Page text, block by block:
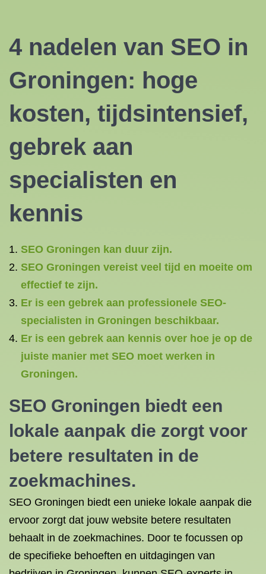
4 nadelen van SEO in
Groningen: hoge
kosten, tijdsintensief,
gebrek aan
specialisten en
kennis
SEO Groningen kan duur zijn.
SEO Groningen vereist veel tijd en moeite om
effectief te zijn.
Er is een gebrek aan professionele SEO-
specialisten in Groningen beschikbaar.
Er is een gebrek aan kennis over hoe je op de
juiste manier met SEO moet werken in
Groningen.
SEO Groningen biedt een
lokale aanpak die zorgt voor
betere resultaten in de
zoekmachines.
SEO Groningen biedt een unieke lokale aanpak die
ervoor zorgt dat jouw website betere resultaten
behaalt in de zoekmachines. Door te focussen op
de specifieke behoeften en uitdagingen van